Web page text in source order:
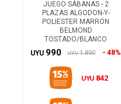
JUEGO SÁBANAS - 2
PLAZAS ALGODON-Y-
POLIESTER MARRON
BELMOND
TOSTADO/BLANCO
UYU 990 UYU 1.890 48%
UYU 842